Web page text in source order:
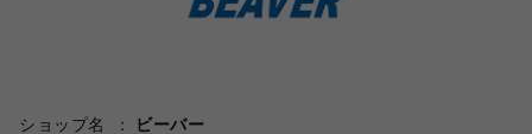
ショップ名
ビーバー